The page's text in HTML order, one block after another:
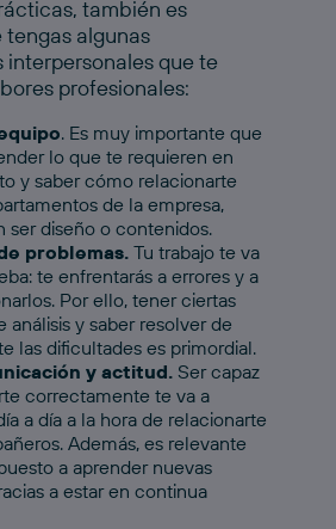
también es
tengas algunas
que te
profesionales:
. Es muy importante que
lo que te requieren en
y saber cómo relacionarte
de la empresa,
ser diseño o contenidos.
problemas.Tu trabajo te va
te enfrentarás a errores y a
Por ello, tener ciertas
análisis y saber resolver de
las dificultades es primordial.
y actitud. Ser capaz
correctamente te va a
a día a la hora de relacionarte
Además, es relevante
a aprender nuevas
a estar en continua